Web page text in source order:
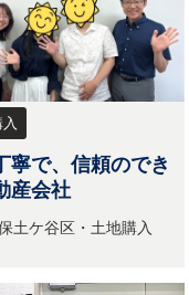
寧で、信頼のでき
産会社
土ケ谷区・土地購入